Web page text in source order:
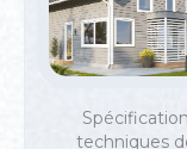
techniques